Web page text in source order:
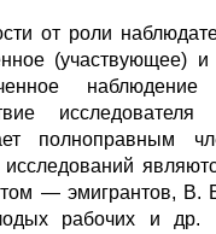
от роли
(участвующее) и
наблюдение
полноправным
— эмигрантов, В.
рабочих и др.